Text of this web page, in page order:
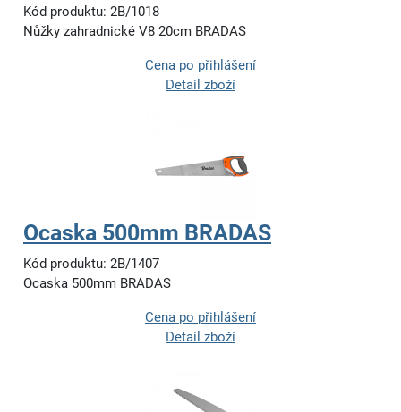
Kód produktu: 2B/1018
Nůžky zahradnické V8 20cm BRADAS
Cena po přihlášení
Detail zboží
Ocaska 500mm BRADAS
Kód produktu: 2B/1407
Ocaska 500mm BRADAS
Cena po přihlášení
Detail zboží